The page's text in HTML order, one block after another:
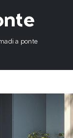
a ponte